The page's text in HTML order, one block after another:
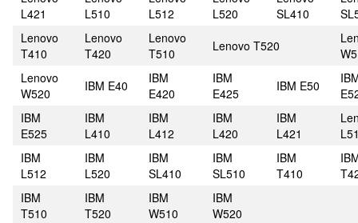
L421
L510
L512
L520
SL410
Lenovo
T410
Lenovo
T420
Lenovo
T510
Lenovo T520
Lenovo
W520
IBM E40
IBM
E420
IBM
E425
IBM E50
IBM
E525
IBM
L410
IBM
L412
IBM
L420
IBM
L421
IBM
L512
IBM
L520
IBM
SL410
IBM
SL510
IBM
T410
IBM
T510
IBM
T520
IBM
W510
IBM
W520